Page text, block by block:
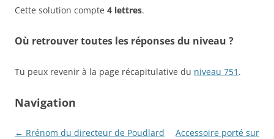
Cette solution compte 4 lettres.
Où retrouver toutes les réponses du niveau ?
Tu peux revenir à la page récapitulative du niveau 751 .
Navigation
← Rrénom du directeur de Poudlard
Accessoire porté sur